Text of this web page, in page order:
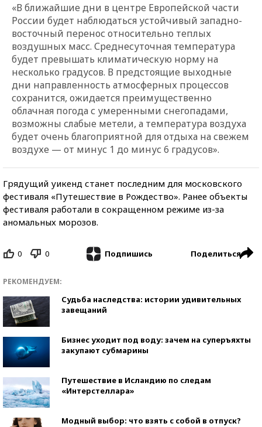
«В ближайшие дни в центре Европейской части
России будет наблюдаться устойчивый западно-
восточный перенос относительно теплых
воздушных масс. Среднесуточная температура
будет превышать климатическую норму на
несколько градусов. В предстоящие выходные
дни направленность атмосферных процессов
сохранится, ожидается преимущественно
облачная погода с умеренными снегопадами,
возможны слабые метели, а температура воздуха
будет очень благоприятной для отдыха на свежем
воздухе — от минус 1 до минус 6 градусов».
Грядущий уикенд станет последним для московского
фестиваля «Путешествие в Рождество». Ранее объекты
фестиваля работали в сокращенном режиме из-за
аномальных морозов.
0 0 Подпишись Поделиться
РЕКОМЕНДУЕМ:
Судьба наследства: истории удивительных
завещаний
Бизнес уходит под воду: зачем на суперъяхты
закупают субмарины
Путешествие в Исландию по следам
«Интерстеллара»
Модный выбор: что взять с собой в отпуск?